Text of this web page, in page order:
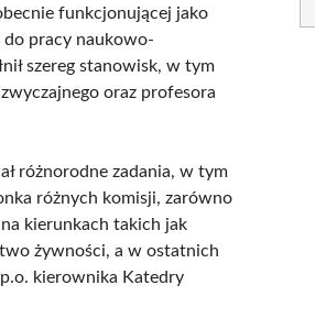
funkcjonującej jako
pracy naukowo-
szereg stanowisk, w tym
oraz profesora
różnorodne zadania, w tym
różnych komisji, zarówno
kierunkach takich jak
żywności, a w ostatnich
kierownika Katedry